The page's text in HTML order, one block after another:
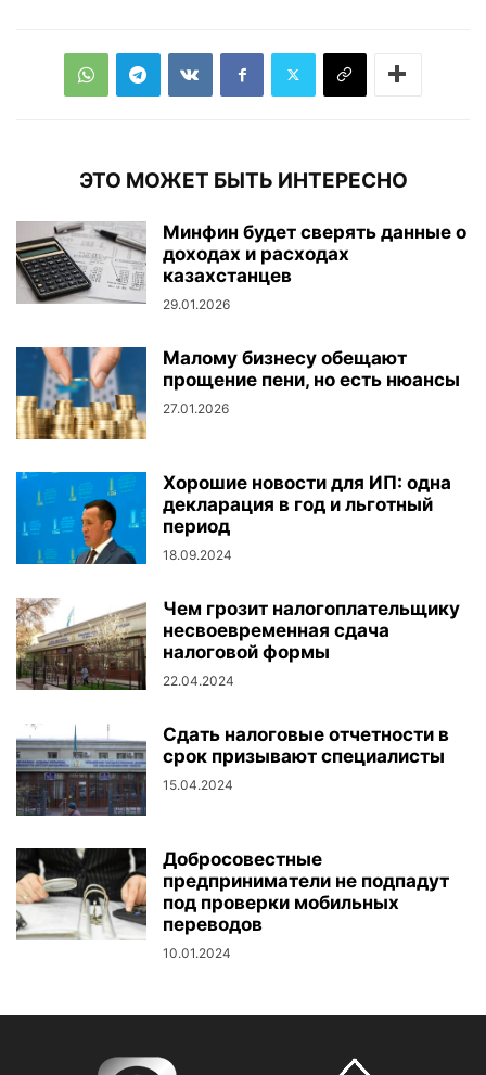
ЭТО МОЖЕТ БЫТЬ ИНТЕРЕСНО
Минфин будет сверять данные о
доходах и расходах
казахстанцев
29.01.2026
Малому бизнесу обещают
прощение пени, но есть нюансы
27.01.2026
Хорошие новости для ИП: одна
декларация в год и льготный
период
18.09.2024
Чем грозит налогоплательщику
несвоевременная сдача
налоговой формы
22.04.2024
Сдать налоговые отчетности в
срок призывают специалисты
15.04.2024
Добросовестные
предприниматели не подпадут
под проверки мобильных
переводов
10.01.2024